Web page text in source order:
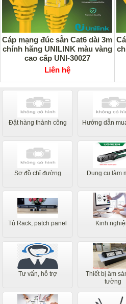
Cáp mạng đúc sẵn Cat6 dài 3m
chính hãng UNILINK màu vàng
cao cấp UNI-30027
Liên hệ
Đặt hàng thành công Hướng dẫn
Sơ đồ chỉ đường Dụng cụ làm
Tủ Rack, patch panel Kinh
Tư vấn, hỗ trợ
Thiết bị âm
tường